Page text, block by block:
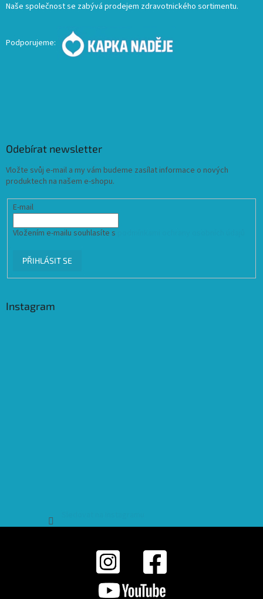
Naše společnost se zabývá prodejem zdravotnického sortimentu.
Podporujeme:
Odebírat newsletter
Vložte svůj e-mail a my vám budeme zasílat informace o nových
produktech na našem e-shopu.
E-mail
Vložením e-mailu souhlasíte s
PŘIHLÁSIT SE
Instagram